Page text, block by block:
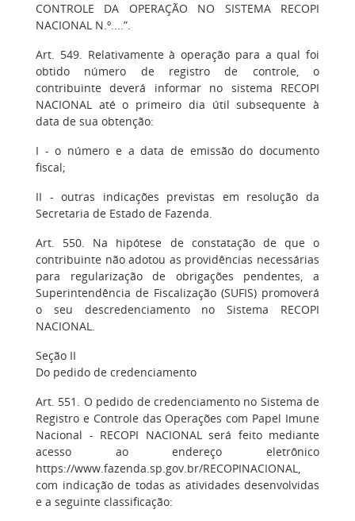
CONTROLE DA OPERAÇÃO NO SISTEMA RECOPI
NACIONAL N.º....”.
Art. 549. Relativamente à operação para a qual foi
obtido número de registro de controle, o
contribuinte deverá informar no sistema RECOPI
NACIONAL até o primeiro dia útil subsequente à
data de sua obtenção:
I - o número e a data de emissão do documento
fiscal;
II - outras indicações previstas em resolução da
Secretaria de Estado de Fazenda.
Art. 550. Na hipótese de constatação de que o
contribuinte não adotou as providências necessárias
para regularização de obrigações pendentes, a
Superintendência de Fiscalização (SUFIS) promoverá
o seu descredenciamento no Sistema RECOPI
NACIONAL.
Seção II
Do pedido de credenciamento
Art. 551. O pedido de credenciamento no Sistema de
Registro e Controle das Operações com Papel Imune
Nacional - RECOPI NACIONAL será feito mediante
acesso ao endereço eletrônico
https://www.fazenda.sp.gov.br/RECOPINACIONAL,
com indicação de todas as atividades desenvolvidas
e a seguinte classificação: